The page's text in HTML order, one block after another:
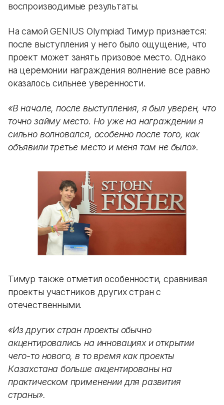
воспроизводимые результаты.
На самой GENIUS Olympiad Тимур признается:
после выступления у него было ощущение, что
проект может занять призовое место. Однако
на церемонии награждения волнение все равно
оказалось сильнее уверенности.
«В начале, после выступления, я был уверен, что
точно займу место. Но уже на награждении я
сильно волновался, особенно после того, как
объявили третье место и меня там не было».
Тимур также отметил особенности, сравнивая
проекты участников других стран с
отечественными.
«Из других стран проекты обычно
акцентировались на инновациях и открытии
чего-то нового, в то время как проекты
Казахстана больше акцентированы на
практическом применении для развития
страны».